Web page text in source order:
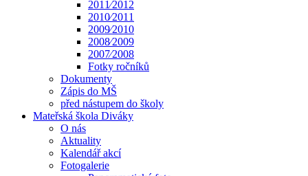
2011⁄2012
2010⁄2011
2009⁄2010
2008⁄2009
2007⁄2008
Fotky ročníků
Dokumenty
Zápis do MŠ
před nástupem do školy
Mateřská škola Diváky
O nás
Aktuality
Kalendář akcí
Fotogalerie